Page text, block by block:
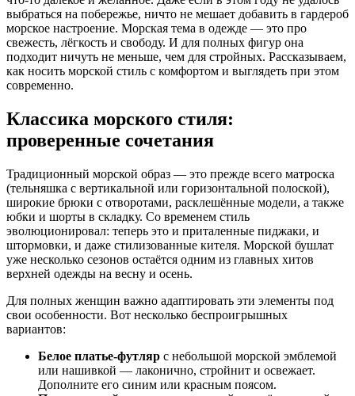
выбраться на побережье, ничто не мешает добавить в гардероб
морское настроение. Морская тема в одежде — это про
свежесть, лёгкость и свободу. И для полных фигур она
подходит ничуть не меньше, чем для стройных. Рассказываем,
как носить морской стиль с комфортом и выглядеть при этом
современно.
Классика морского стиля:
проверенные сочетания
Традиционный морской образ — это прежде всего матроска
(тельняшка с вертикальной или горизонтальной полоской),
широкие брюки с отворотами, расклешённые модели, а также
юбки и шорты в складку. Со временем стиль
эволюционировал: теперь это и приталенные пиджаки, и
штормовки, и даже стилизованные кителя. Морской бушлат
уже несколько сезонов остаётся одним из главных хитов
верхней одежды на весну и осень.
Для полных женщин важно адаптировать эти элементы под
свои особенности. Вот несколько беспроигрышных
вариантов:
Белое платье-футляр с небольшой морской эмблемой
или нашивкой — лаконично, стройнит и освежает.
Дополните его синим или красным поясом.